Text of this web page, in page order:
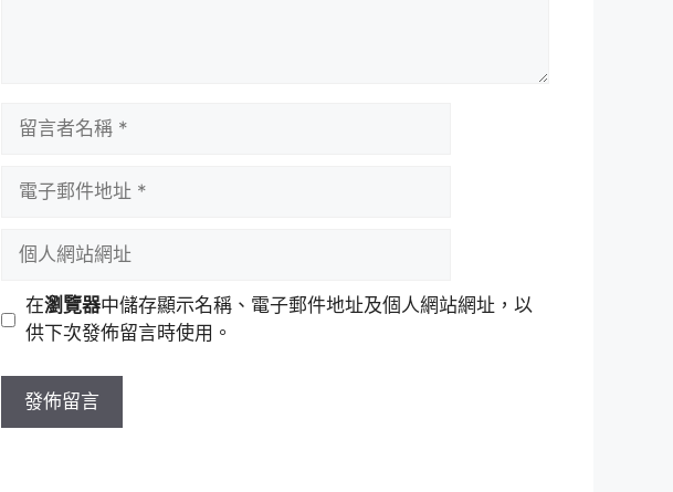
址
站
址
在瀏覽器中儲存顯示名稱、電子郵件地址及個人網站網址，以
供下次發佈留言時使用。